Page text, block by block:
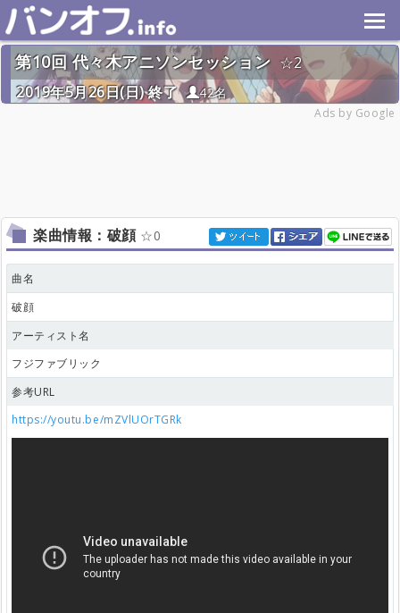
第10回 代々木アニソンセッション
2
2019年5月26日(日) 終了
42名
Ads by Google
楽曲情報：破顔 0
曲名
破顔
アーティスト名
フジファブリック
参考URL
https://youtu.be/mZVlUOrTGRk